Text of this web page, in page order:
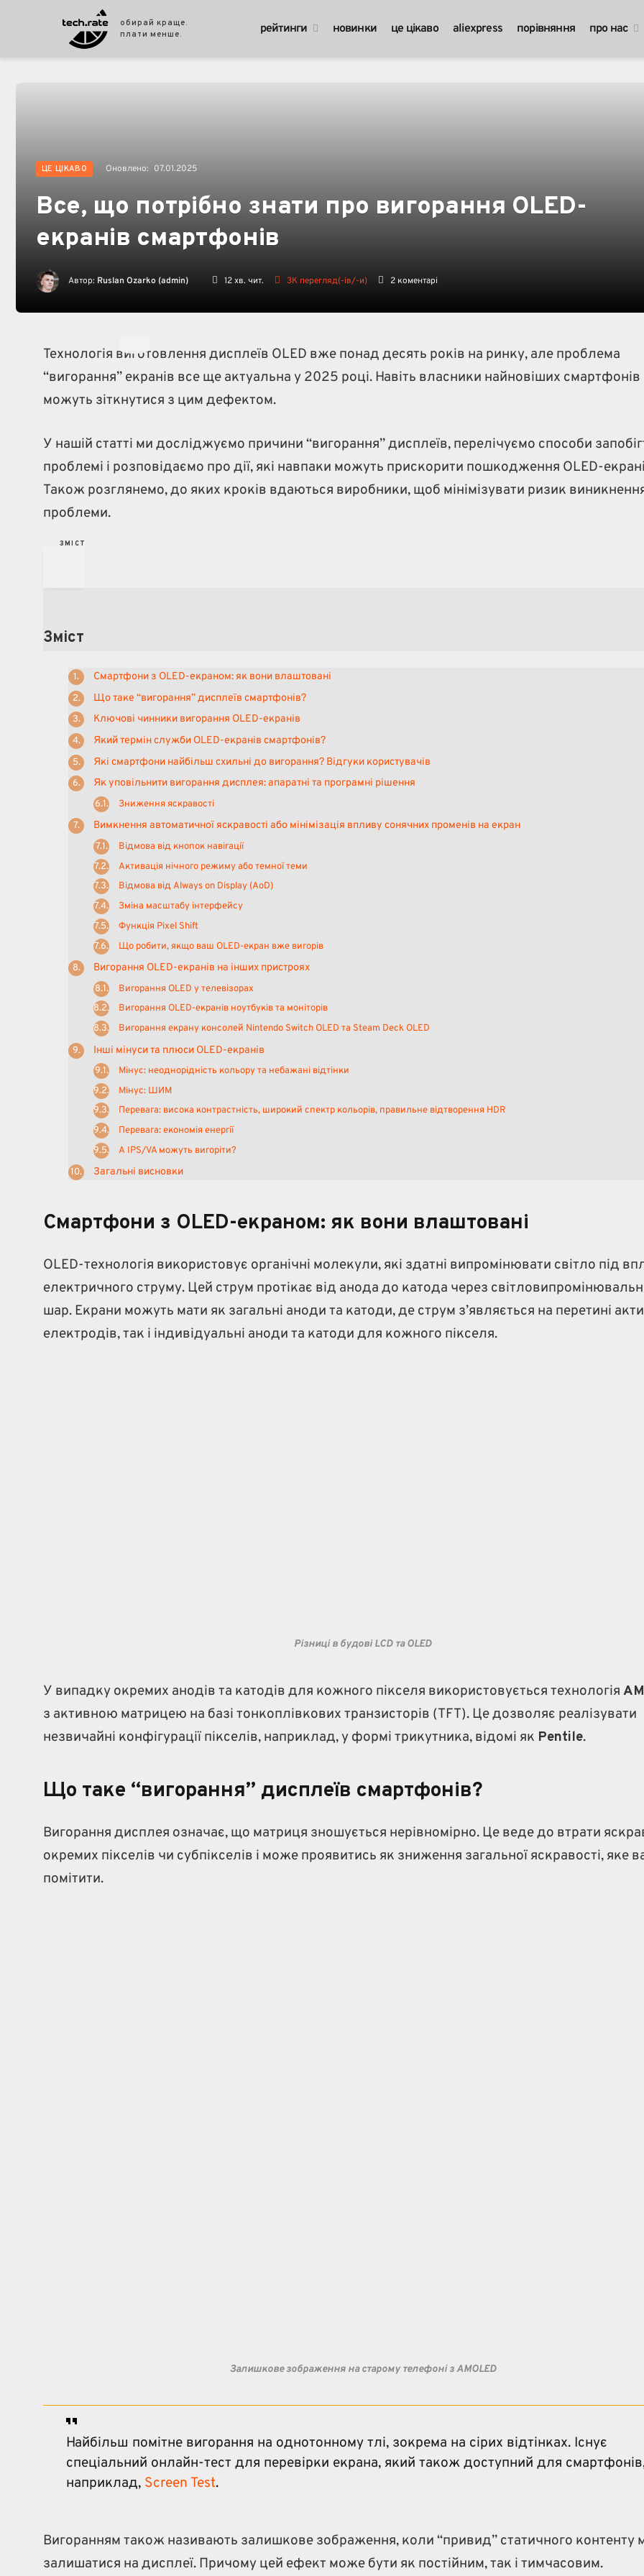
обирай краще.
плати менше.
рейтинги новинки це цікаво aliexpress порівняння про нас
ЦЕ ЦІКАВО Оновлено: 07.01.2025
Все, що потрібно знати про вигорання OLED-
екранів смартфонів
Автор: Ruslan Ozarko (admin) 12 хв. чит. 3K перегляд(-ів/-и) 2 коментарі
Технологія виготовлення дисплеїв OLED вже понад десять років на ринку, але проблема
“вигорання” екранів все ще актуальна у 2025 році. Навіть власники найновіших смартфонів
можуть зіткнутися з цим дефектом.
У нашій статті ми досліджуємо причини “вигорання” дисплеїв, перелічуємо способи
проблемі і розповідаємо про дії, які навпаки можуть прискорити пошкодження OLED-
Також розглянемо, до яких кроків вдаються виробники, щоб мінімізувати ризик виникнення
проблеми.
З М СТ
Зміст
Смартфони з OLED-екраном: як вони влаштовані
Що таке “вигорання” дисплеїв смартфонів?
Ключові чинники вигорання OLED-екранів
Який термін служби OLED-екранів смартфонів?
Які смартфони найбільш схильні до вигорання? Відгуки користувачів
Як уповільнити вигорання дисплея: апаратні та програмні рішення
Зниження яскравості
Вимкнення автоматичної яскравості або мінімізація впливу сонячних променів на екран
Відмова від кнопок навігації
Активація нічного режиму або темної теми
Відмова від Always on Display (AoD)
Зміна масштабу інтерфейсу
Функція Pixel Shift
Що робити, якщо ваш OLED-екран вже вигорів
Вигорання OLED-екранів на інших пристроях
Вигорання OLED у телевізорах
Вигорання OLED-екранів ноутбуків та моніторів
Вигорання екрану консолей Nintendo Switch OLED та Steam Deck OLED
Інші мінуси та плюси OLED-екранів
Мінус: неоднорідність кольору та небажані відтінки
Мінус: ШИМ
Перевага: висока контрастність, широкий спектр кольорів, правильне відтворення HDR
Перевага: економія енергії
А IPS/VA можуть вигоріти?
Загальні висновки
Смартфони з OLED-екраном: як вони влаштовані
OLED-технологія використовує органічні молекули, які здатні випромінювати світло під
електричного струму. Цей струм протікає від анода до катода через
шар. Екрани можуть мати як загальні аноди та катоди, де струм з’являється на перетині
електродів, так і індивідуальні аноди та катоди для кожного пікселя.
Різниці в будові LCD та OLED
У випадку окремих анодів та катодів для кожного пікселя використовується технологія
з активною матрицею на базі тонкоплівкових транзисторів (TFT). Це дозволяє реалізувати
незвичайні конфігурації пікселів, наприклад, у формі трикутника, відомі як Pentile.
Що таке “вигорання” дисплеїв смартфонів?
Вигорання дисплея означає, що матриця зношується нерівномірно. Це веде до втрати
окремих пікселів чи субпікселів і може проявитись як зниження загальної яскравості, яке
помітити.
Залишкове зображення на старому телефоні з AMOLED
Найбільш помітне вигорання на однотонному тлі, зокрема на сірих відтінках. Існує
спеціальний онлайн-тест для перевірки екрана, який також доступний для
наприклад, Screen Test.
Вигоранням також називають залишкове зображення, коли “привид” статичного контенту
залишатися на дисплеї. Причому цей ефект може бути як постійним, так і тимчасовим.